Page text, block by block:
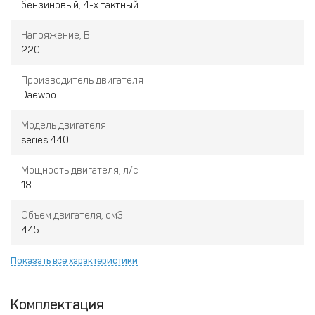
отключения электроэнергии
бензиновый, 4-х тактный
Напряжение, В
220
Производитель двигателя
Daewoo
Модель двигателя
series 440
Мощность двигателя, л/с
18
Объем двигателя, см3
445
Показать все характеристики
Комплектация